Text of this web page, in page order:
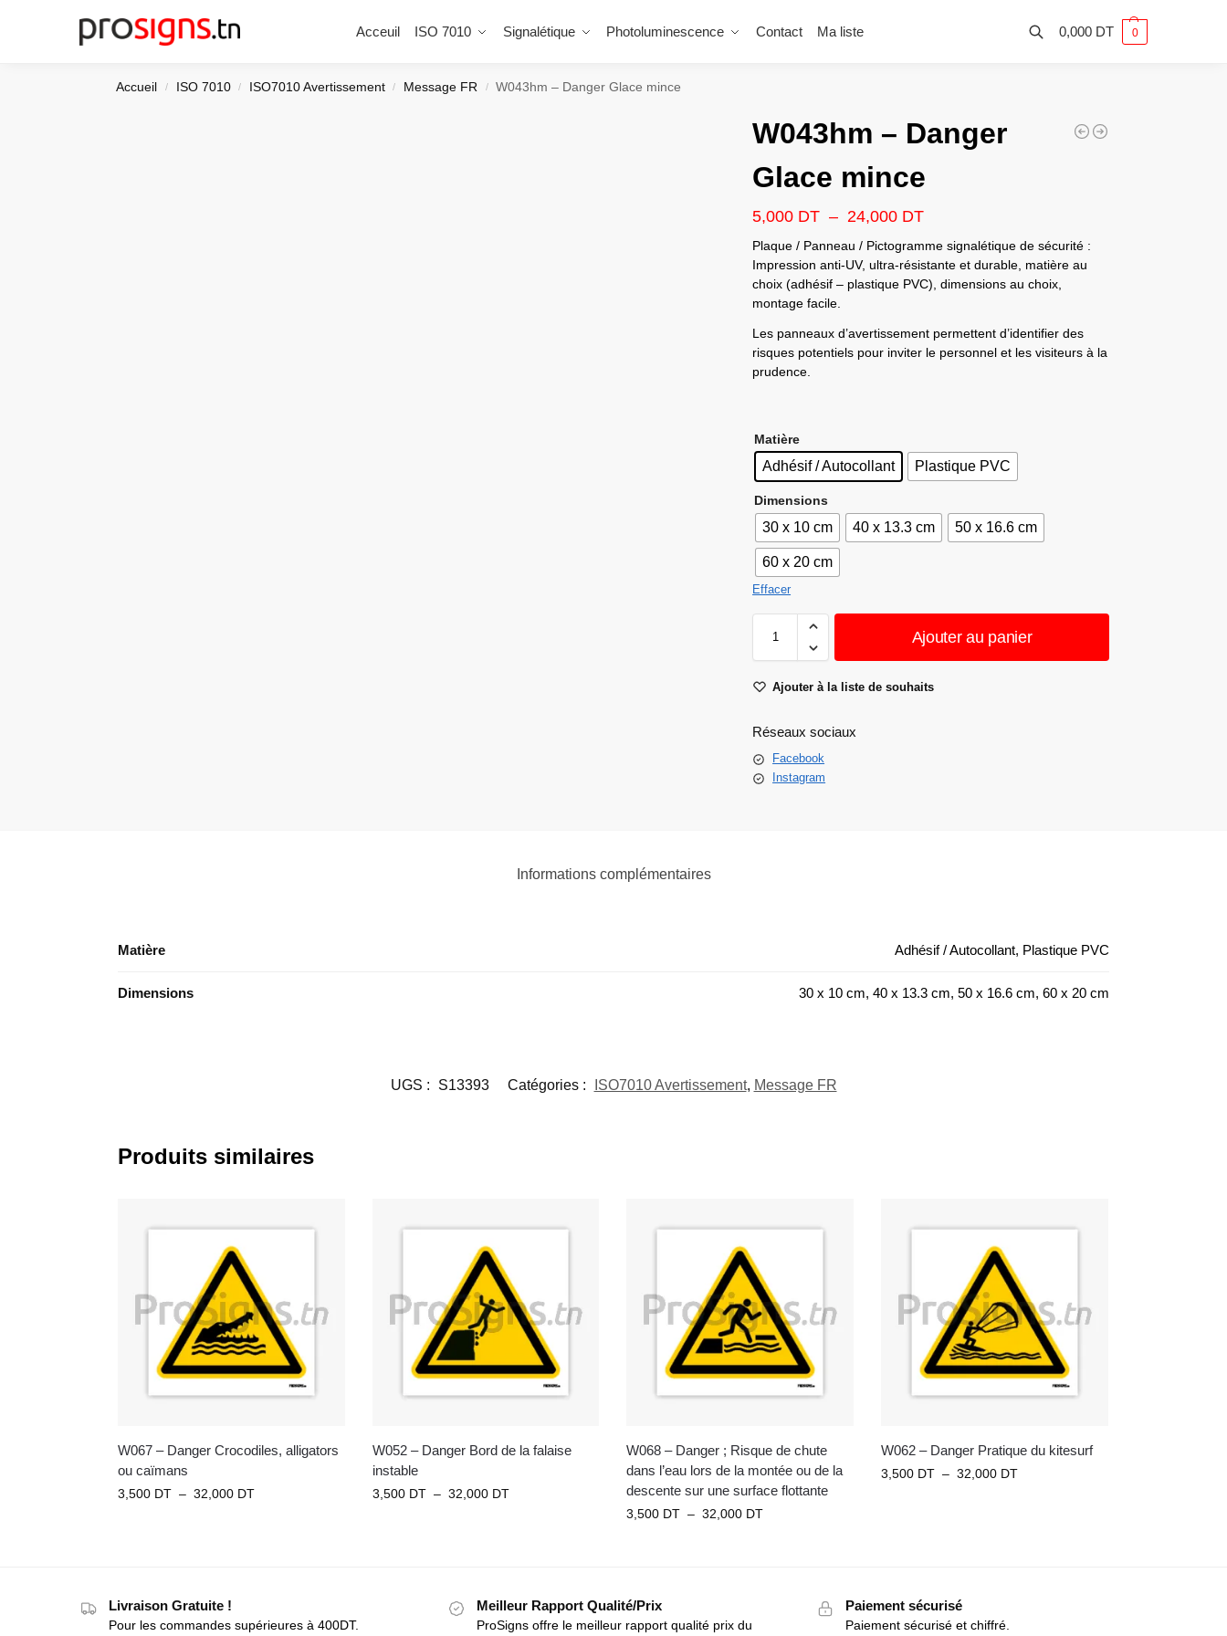
Acceuil ISO 7010 Signalétique Photoluminescence Contact Ma liste
Chercher 0,000 DT 0
Accueil / ISO 7010 / ISO7010 Avertissement / Message FR / W043hm – Danger Glace mince
W043hm – Danger
Glace mince
5,000 DT – 24,000 DT
Plaque / Panneau / Pictogramme signalétique de sécurité :
Impression anti-UV, ultra-résistante et durable, matière au
choix (adhésif – plastique PVC), dimensions au choix,
montage facile.
Les panneaux d’avertissement permettent d’identifier des
risques potentiels pour inviter le personnel et les visiteurs à la
prudence.
Matière
Adhésif / Autocollant Plastique PVC
Dimensions
30 x 10 cm 40 x 13.3 cm 50 x 16.6 cm
60 x 20 cm
Effacer
Ajouter au panier
Ajouter à la liste de souhaits
Réseaux sociaux
Facebook
Instagram
Informations complémentaires
Matière Adhésif / Autocollant, Plastique PVC
Dimensions 30 x 10 cm, 40 x 13.3 cm, 50 x 16.6 cm, 60 x 20 cm
UGS : S13393 Catégories : ISO7010 Avertissement, Message FR
Produits similaires
W067 – Danger Crocodiles, alligators
ou caïmans
3,500 DT – 32,000 DT
W052 – Danger Bord de la falaise
instable
3,500 DT – 32,000 DT
W068 – Danger ; Risque de chute
dans l’eau lors de la montée ou de la
descente sur une surface flottante
3,500 DT – 32,000 DT
W062 – Danger Pratique du kitesurf
3,500 DT – 32,000 DT
Livraison Gratuite !
Pour les commandes supérieures à 400DT.
Meilleur Rapport Qualité/Prix
ProSigns offre le meilleur rapport qualité prix du
Paiement sécurisé
Paiement sécurisé et chiffré.